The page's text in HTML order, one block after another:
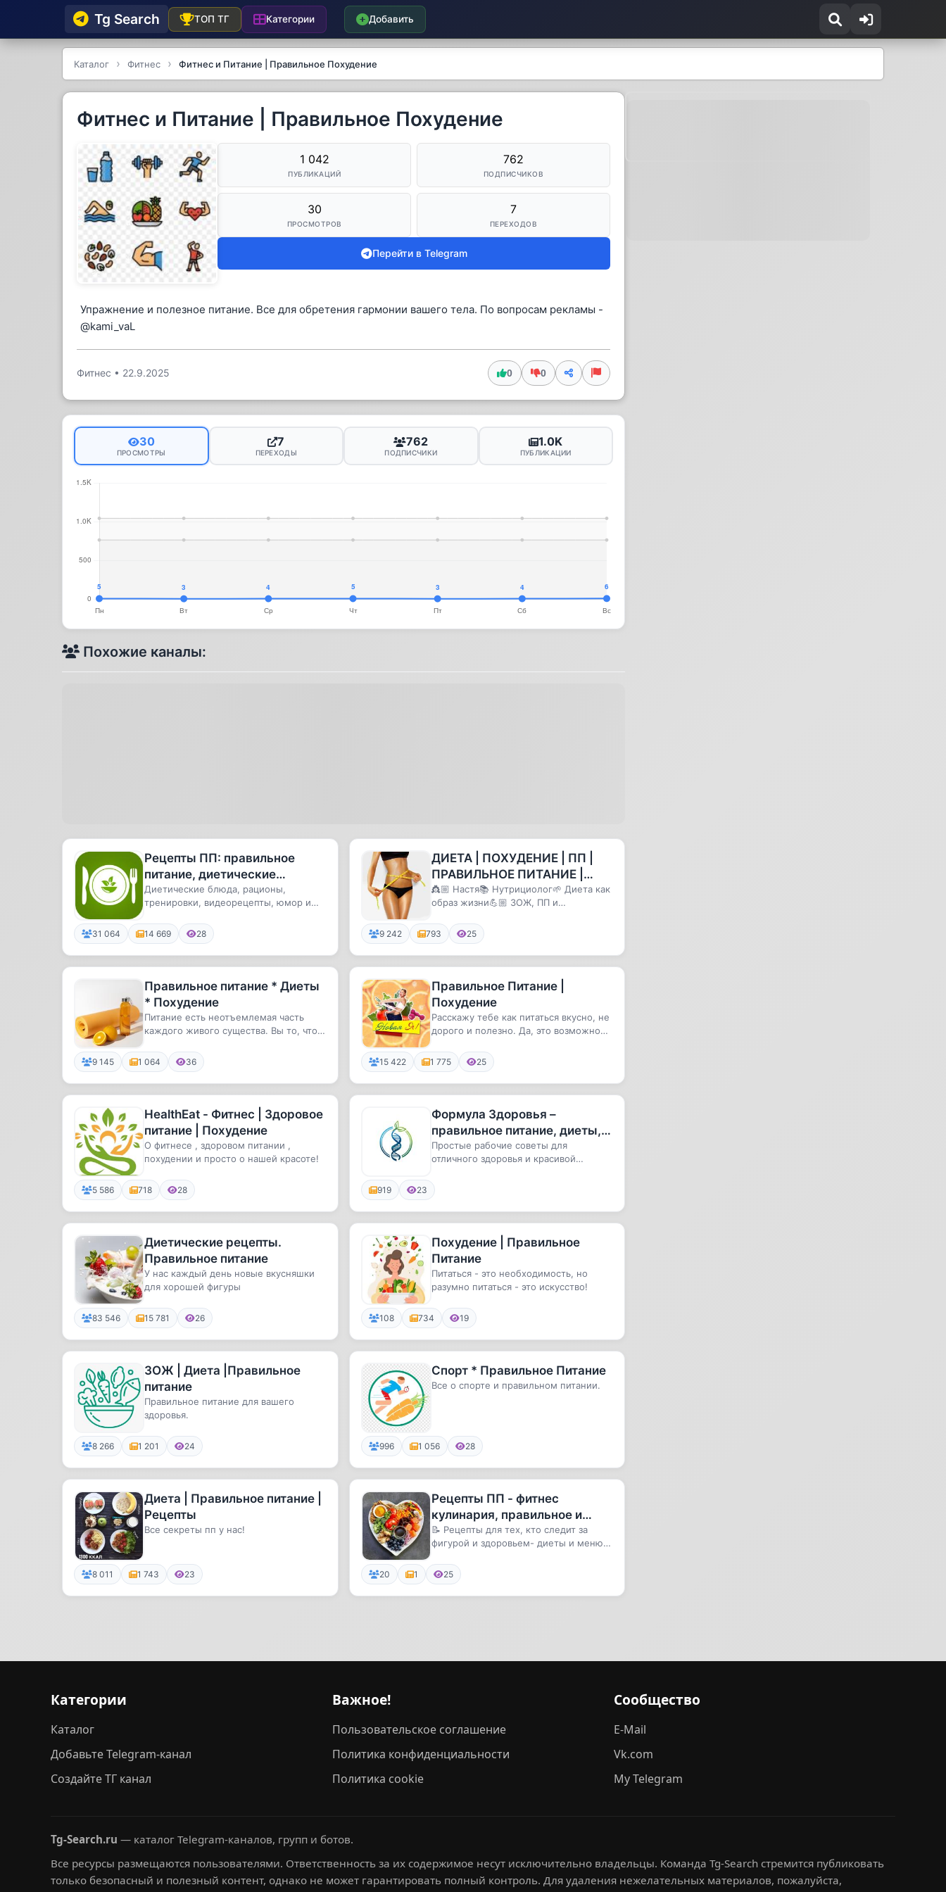
Tg Searсh ТОП ТГ Категории Добавить
Каталог Фитнес Фитнес и Питание | Правильное Похудение
Фитнес и Питание | Правильное Похудение
1 042
ПУБЛИКАЦИЙ
762
ПОДПИСЧИКОВ
30
ПРОСМОТРОВ
7
ПЕРЕХОДОВ
Перейти в Telegram
Упражнение и полезное питание. Все для обретения гармонии вашего тела. По вопросам рекламы -
@kami_vaL
Фитнес • 22.9.2025 0 0
30
ПРОСМОТРЫ
7
ПЕРЕХОДЫ
762
ПОДПИСЧИКИ
1.0K
ПУБЛИКАЦИИ
Похожие каналы:
Рецепты ПП: правильное
питание, диетические
рецепты, похудение, фитнес
👍
Диетические блюда, рационы,
тренировки, видеорецепты, юмор и
31 064 14 669 28
ДИЕТА | ПОХУДЕНИЕ | ПП |
ПРАВИЛЬНОЕ ПИТАНИЕ |
NASTYA.NA.DIETE
👸🏼 Настя📚 Нутрициолог🌱 Диета как
образ жизни💪🏼 ЗОЖ, ПП и
9 242 793 25
Правильное питание * Диеты
* Похудение
Питание есть неотъемлемая часть
каждого живого существа. Вы то, что
9 145 1 064 36
Правильное Питание |
Похудение
Расскажу тебе как питаться вкусно, не
дорого и полезно. Да, это возможно
15 422 1 775 25
HealthEat - Фитнес | Здоровое
питание | Похудение
О фитнесе , здоровом питании ,
похудении и просто о нашей красоте!
5 586 718 28
Формула Здоровья –
правильное питание, диеты,
фитнес и спорт
Простые рабочие советы для
отличного здоровья и красивой
тренир...
919 23
Диетические рецепты.
Правильное питание
У нас каждый день новые вкусняшки
для хорошей фигуры
83 546 15 781 26
Похудение | Правильное
Питание
Питаться - это необходимость, но
разумно питаться - это искусство!
108 734 19
ЗОЖ | Диета |Правильное
питание
Правильное питание для вашего
здоровья.
8 266 1 201 24
Спорт * Правильное Питание
Все о спорте и правильном питании.
996 1 056 28
Диета | Правильное питание |
Рецепты
Все секреты пп у нас!
8 011 1 743 23
Рецепты ПП - фитнес
кулинария, правильное и
здоровое питание
📝 Рецепты для тех, кто следит за
фигурой и здоровьем- диеты и меню
20 1 25
Категории
Каталог
Добавьте Telegram-канал
Создайте ТГ канал
Важное!
Пользовательское соглашение
Политика конфиденциальности
Политика cookie
Сообщество
E-Mail
Vk.com
My Telegram
Tg-Search.ru — каталог Telegram-каналов, групп и ботов.
Все ресурсы размещаются пользователями. Ответственность за их содержимое несут исключительно владельцы. Команда Tg-Search стремится публиковать
только безопасный и полезный контент, однако не может гарантировать полный контроль. Для удаления нежелательных материалов, пожалуйста,